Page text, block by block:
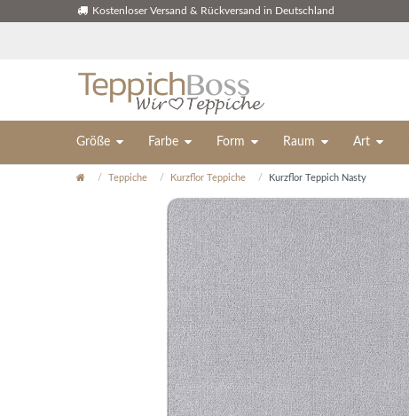
Kostenloser Versand & Rückversand in Deutschland
Größe Farbe Form Raum Art
Teppiche Kurzflor Teppiche Kurzflor Teppich Nasty